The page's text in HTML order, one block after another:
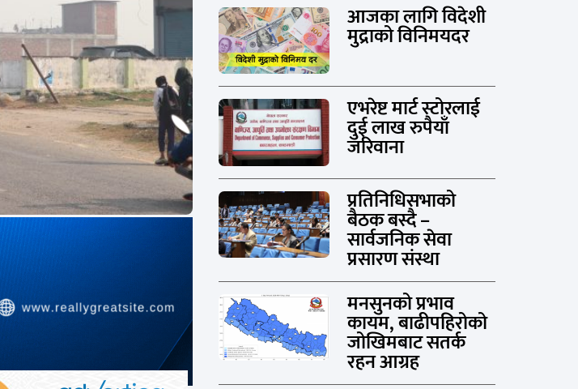
आजका लागि विदेशी
मुद्राको विनिमयदर
एभरेष्ट मार्ट स्टोरलाई
दुई लाख रुपैयाँ
जरिवाना
प्रतिनिधिसभाको
बैठक बस्दै –
सार्वजनिक सेवा
प्रसारण संस्था
मनसुनको प्रभाव
कायम, बाढीपहिरोको
जोखिमबाट सतर्क
रहन आग्रह